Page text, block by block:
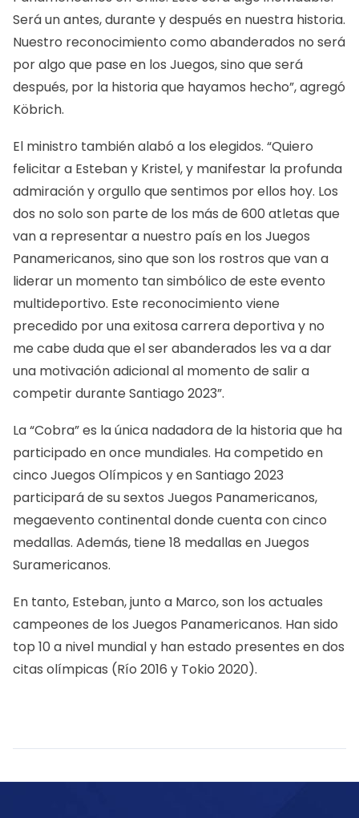
Será un antes, durante y después en nuestra historia.
Nuestro reconocimiento como abanderados no será
por algo que pase en los Juegos, sino que será
después, por la historia que hayamos hecho”, agregó
Köbrich.
El ministro también alabó a los elegidos. “Quiero
felicitar a Esteban y Kristel, y manifestar la profunda
admiración y orgullo que sentimos por ellos hoy. Los
dos no solo son parte de los más de 600 atletas que
van a representar a nuestro país en los Juegos
Panamericanos, sino que son los rostros que van a
liderar un momento tan simbólico de este evento
multideportivo. Este reconocimiento viene
precedido por una exitosa carrera deportiva y no
me cabe duda que el ser abanderados les va a dar
una motivación adicional al momento de salir a
competir durante Santiago 2023”.
La “Cobra” es la única nadadora de la historia que ha
participado en once mundiales. Ha competido en
cinco Juegos Olímpicos y en Santiago 2023
participará de su sextos Juegos Panamericanos,
megaevento continental donde cuenta con cinco
medallas. Además, tiene 18 medallas en Juegos
Suramericanos.
En tanto, Esteban, junto a Marco, son los actuales
campeones de los Juegos Panamericanos. Han sido
top 10 a nivel mundial y han estado presentes en dos
citas olímpicas (Río 2016 y Tokio 2020).